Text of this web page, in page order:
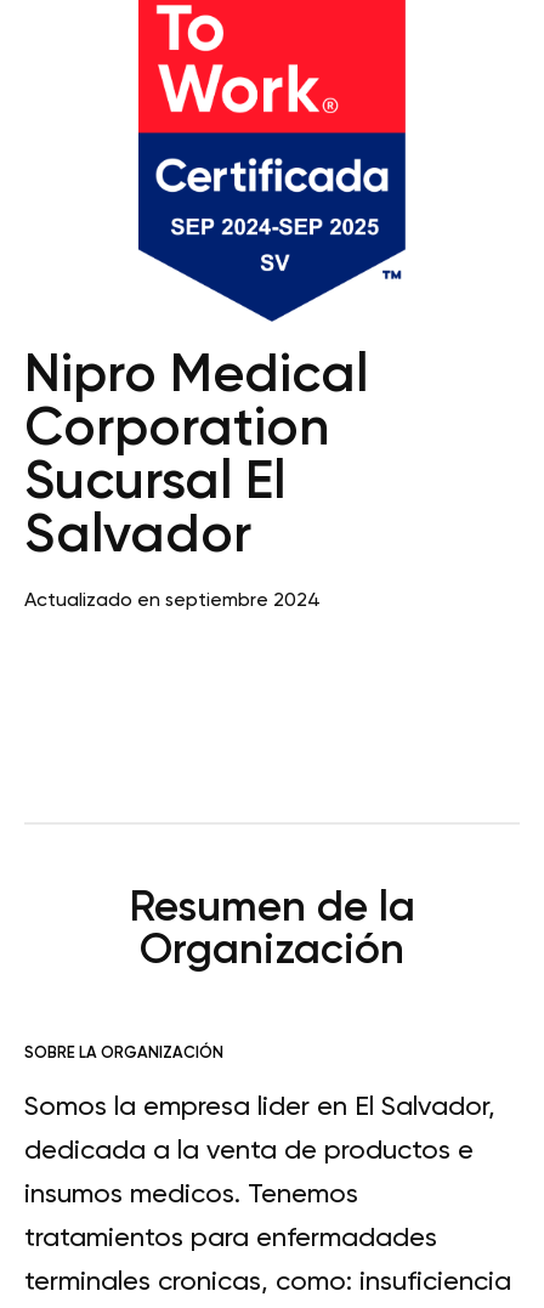
Nipro Medical
Corporation
Sucursal El
Salvador
Actualizado en septiembre 2024
Resumen de la
Organización
SOBRE LA ORGANIZACIÓN
Somos la empresa lider en El Salvador,
dedicada a la venta de productos e
insumos medicos. Tenemos
tratamientos para enfermadades
terminales cronicas, como: insuficiencia